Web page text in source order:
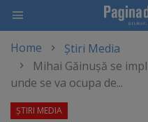
main
content
Home
Știri Media
Mihai Găinuşă se
unde se va ocupa de...